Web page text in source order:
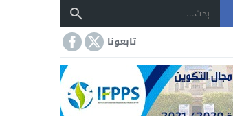
تابعونا